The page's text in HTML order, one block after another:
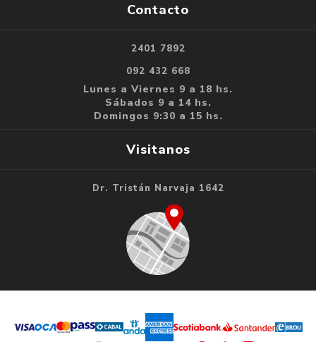
Contacto
2401 7892
092 432 668
Lunes a Viernes 9 a 18 hs.
Sábados 9 a 14 hs.
Domingos 9:30 a 15 hs.
Visitanos
Dr. Tristán Narvaja 1642